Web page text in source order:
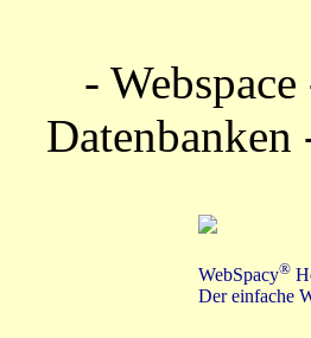
-
WebSpacy®
Der einfache